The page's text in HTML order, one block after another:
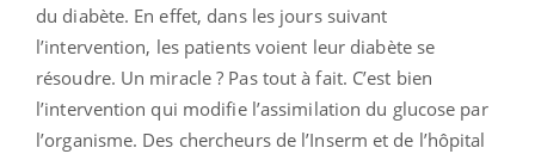
du diabète. En effet, dans les jours suivant
l’intervention, les patients voient leur diabète se
résoudre. Un miracle ? Pas tout à fait. C’est bien
l’intervention qui modifie l’assimilation du glucose par
l’organisme. Des chercheurs de l’Inserm et de l’hôpital